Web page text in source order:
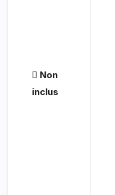
Non
inclus